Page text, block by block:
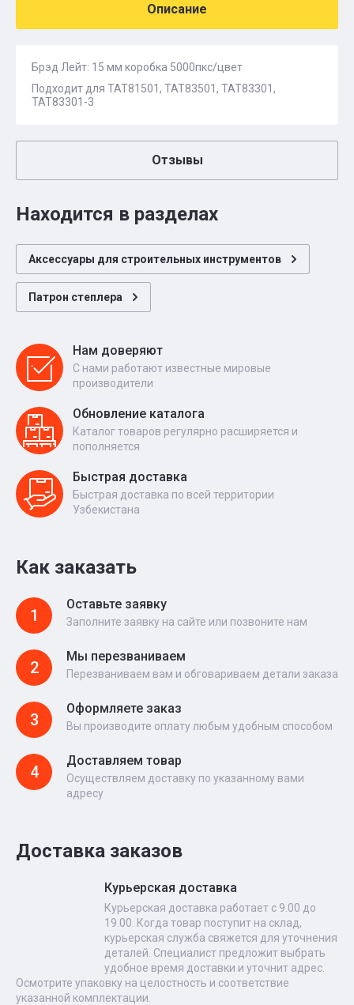
Описание
Брэд Лейт: 15 мм коробка 5000пкс/цвет
Подходит для ТАТ81501, ТАТ83501, ТАТ83301,
ТАТ83301-3
Отзывы
Находится в разделах
Аксессуары для строительных инструментов
Патрон степлера
Нам доверяют
С нами работают известные мировые
производители
Обновление каталога
Каталог товаров регулярно расширяется и
пополняется
Быстрая доставка
Быстрая доставка по всей территории
Узбекистана
Как заказать
1
Оставьте заявку
Заполните заявку на сайте или позвоните нам
2
Мы перезваниваем
Перезваниваем вам и обговариваем детали заказа
3
Оформляете заказ
Вы производите оплату любым удобным способом
4
Доставляем товар
Осуществляем доставку по указанному вами
адресу
Доставка заказов
Курьерская доставка
Курьерская доставка работает с 9.00 до
19.00. Когда товар поступит на склад,
курьерская служба свяжется для уточнения
деталей. Специалист предложит выбрать
удобное время доставки и уточнит адрес.
Осмотрите упаковку на целостность и соответствие
указанной комплектации.